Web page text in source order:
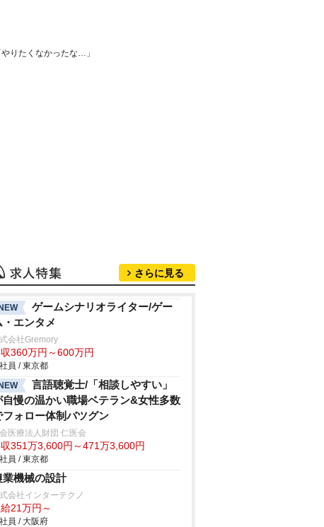
りたくなかったな…」
さらに見る
NEW
ゲームシナリオライター/ゲー
・エンタメ
会社Gremory
360万円～600万円
員 / 東京都
NEW
言語聴覚士/「相談しやすい」
自慢の温かい職場ベテラン&女性多数
フォロー体制バツグン
医療法人財団 仁医会
351万3,600円～471万3,600円
員 / 東京都
業機械の設計
会社インターテクノ
21万円～
員 / 大阪府